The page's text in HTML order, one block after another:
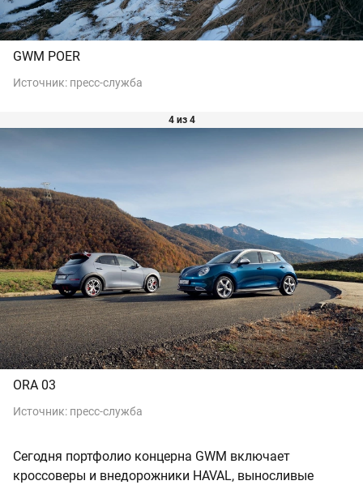
GWM POER
Источник: пресс-служба
4 из 4
ORA 03
Источник: пресс-служба
Сегодня портфолио концерна GWM включает
кроссоверы и внедорожники HAVAL, выносливые